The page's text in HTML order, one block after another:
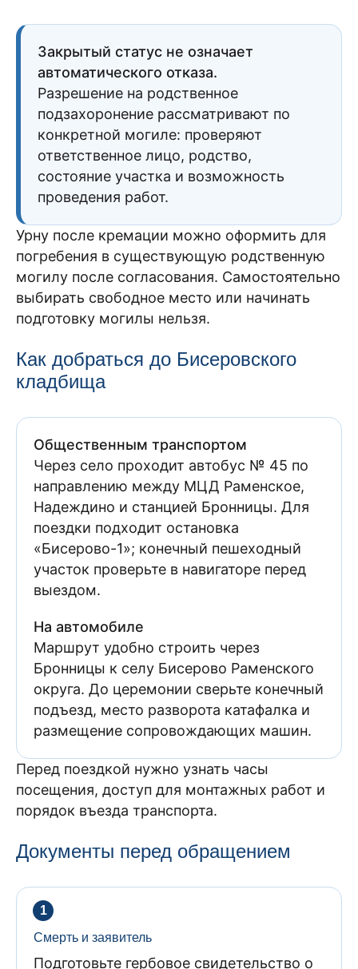
Закрытый статус не означает
автоматического отказа.
Разрешение на родственное
подзахоронение рассматривают по
конкретной могиле: проверяют
ответственное лицо, родство,
состояние участка и возможность
проведения работ.
Урну после кремации можно оформить для
погребения в существующую родственную
могилу после согласования. Самостоятельно
выбирать свободное место или начинать
подготовку могилы нельзя.
Как добраться до Бисеровского
кладбища
Общественным транспортом
Через село проходит автобус № 45 по
направлению между МЦД Раменское,
Надеждино и станцией Бронницы. Для
поездки подходит остановка
«Бисерово-1»; конечный пешеходный
участок проверьте в навигаторе перед
выездом.
На автомобиле
Маршрут удобно строить через
Бронницы к селу Бисерово Раменского
округа. До церемонии сверьте конечный
подъезд, место разворота катафалка и
размещение сопровождающих машин.
Перед поездкой нужно узнать часы
посещения, доступ для монтажных работ и
порядок въезда транспорта.
Документы перед обращением
Смерть и заявитель
Подготовьте гербовое свидетельство о